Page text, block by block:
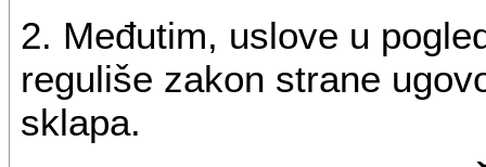
2. Međutim, uslove u
reguliše zakon strane
sklapa.